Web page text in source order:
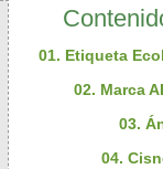
01. Etiqueta
02. Marca
03.
04.